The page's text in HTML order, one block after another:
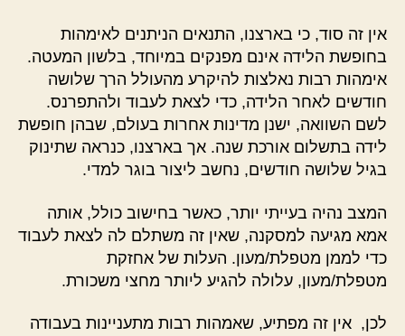
אין זה סוד, כי בארצנו, התנאים הניתנים לאימהות
בחופשת הלידה אינם מפנקים במיוחד, בלשון המעטה.
אימהות רבות נאלצות להיקרע מהעולל הרך שלושה
חודשים לאחר הלידה, כדי לצאת לעבוד ולהתפרנס.
לשם השוואה, ישנן מדינות אחרות בעולם, שבהן חופשת
לידה בתשלום אורכת שנה. אך בארצנו, כנראה שתינוק
בגיל שלושה חודשים, נחשב ליצור בוגר למדי.
המצב נהיה בעייתי יותר, כאשר בחישוב כולל, אותה
אמא מגיעה למסקנה, שאין זה משתלם לה לצאת לעבוד
כדי לממן מטפלת/מעון. העלות של אחזקת
מטפלת/מעון, עלולה להגיע ליותר מחצי משכורת.
לכן, אין זה מפתיע, שאמהות רבות מתעניינות בעבודה